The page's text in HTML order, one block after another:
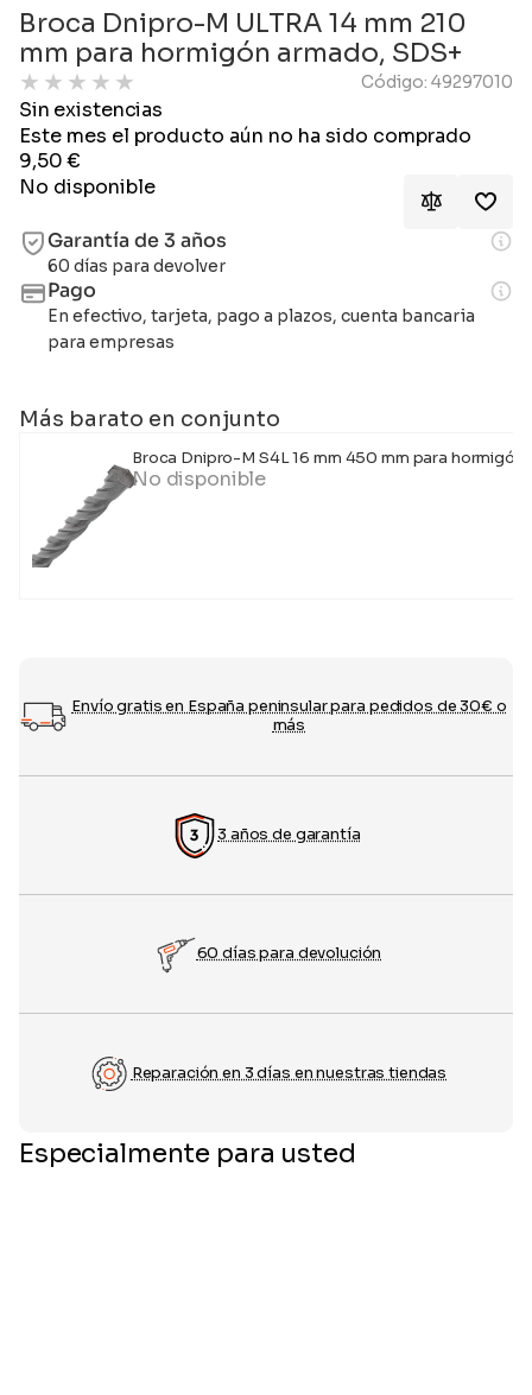
Broca Dnipro-M ULTRA 14 mm 210
mm para hormigón armado, SDS+
★ ★ ★ ★ ★ Código: 49297010
Sin existencias
Este mes el producto aún no ha sido comprado
9,50€
No disponible
Garantía de 3 años
60 días para devolver
Pago
En efectivo, tarjeta, pago a plazos, cuenta bancaria
para empresas
Más barato en conjunto
Broca Dnipro-M S4L 16 mm 450 mm para hormigón,
No disponible
Envío gratis en España peninsular para pedidos de 30€ o
más
3 años de garantía
60 días para devolución
Reparación en 3 días en nuestras tiendas
Especialmente para usted